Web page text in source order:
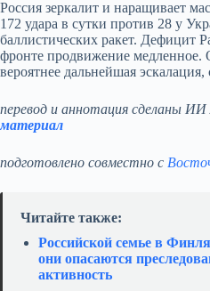
Россия зеркалит и наращивает
172 удара в сутки против 28 у
баллистических ракет. Дефицит
фронте продвижение медленное.
вероятнее дальнейшая
перевод и аннотация сделаны
материал
подготовлено совместно с
Читайте также:
Российской семье в
они опасаются
активность